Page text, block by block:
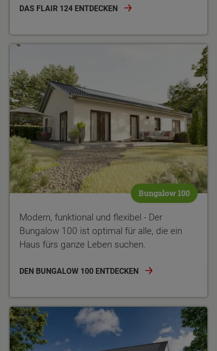
DAS FLAIR 124 ENTDECKEN
Bungalow 100
Modern, funktional und flexibel - Der
Bungalow 100 ist optimal für alle, die ein
Haus fürs ganze Leben suchen.
DEN BUNGALOW 100 ENTDECKEN